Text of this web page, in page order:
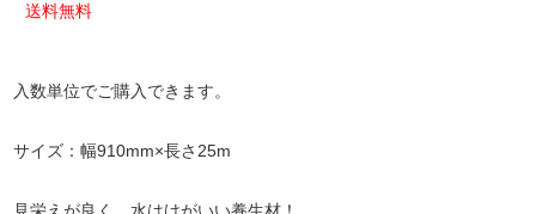
送料無料
入数単位でご購入できます。
サイズ：幅910mm×長さ25m